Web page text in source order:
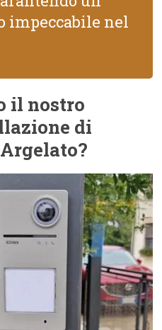
impeccabile nel
il nostro
di